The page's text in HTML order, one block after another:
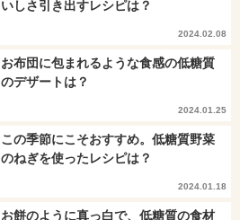
いしさ引き出すレシピは？
2024.02.08
お布団に包まれるような食感の低糖質
のデザートは？
2024.01.25
この季節にこそおすすめ。低糖質野菜
のねぎを使ったレシピは？
2024.01.18
お餅のように真っ白で、低糖質の食材